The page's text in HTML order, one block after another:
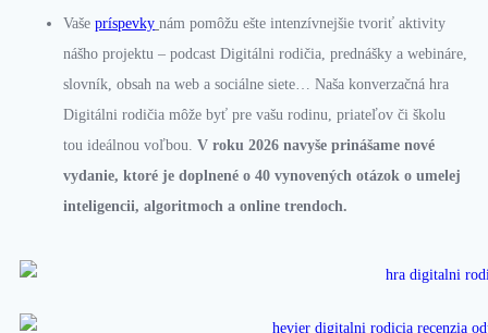
Vaše príspevky nám pomôžu ešte intenzívnejšie tvoriť aktivity
nášho projektu – podcast Digitálni rodičia, prednášky a webináre,
slovník, obsah na web a sociálne siete… Naša konverzačná hra
Digitálni rodičia môže byť pre vašu rodinu, priateľov či školu
tou ideálnou voľbou. V roku 2026 navyše prinášame nové
vydanie, ktoré je doplnené o 40 vynovených otázok o umelej
inteligencii, algoritmoch a online trendoch.